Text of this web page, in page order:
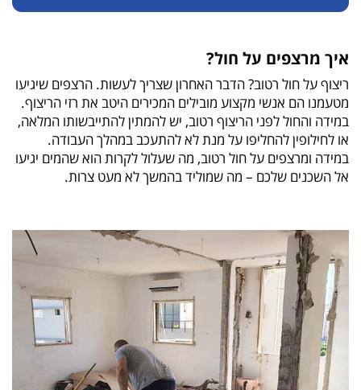
איך מרצפים על חול?
ריצוף על חול רטוב? הדבר האחרון שצריך לעשות. הרצפים שיגיעו
מטעמנו הם אנשי מקצוע מובילים המכירים היטב את רזי הריצוף.
במידה והחול לפני הריצוף רטוב, יש להמתין להתייבשותו המלאה,
או לחילופין להחליפו על מנת לא להתעכב במהלך העבודה.
במידה ומרצפים על חול רטוב, מה שעלול לקרות הוא שהמים יגיעו
אל השכנים שלכם – מה שמוליד בהמשך לא מעט צרות.